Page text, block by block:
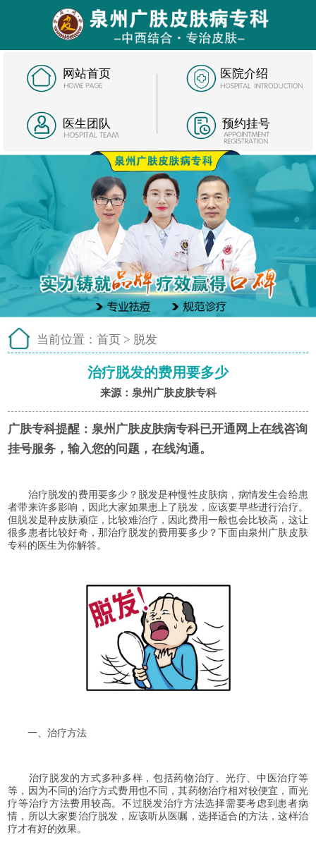
网站首页 医院介绍
医生团队 预约挂号
当前位置： 首页 > 脱发
治疗脱发的费用要多少
来源：泉州广肤皮肤专科
广肤专科提醒： 泉州广肤皮肤病专科已开通网上在线咨询
挂号服务，输入您的问题，在线沟通。
治疗脱发的费用要多少？脱发是种慢性皮肤病，病情发生会给患
者带来许多影响，因此大家如果患上了脱发，应该要早些进行治疗。
但脱发是种皮肤顽症，比较难治疗，因此费用一般也会比较高，这让
很多患者比较好奇，那治疗脱发的费用要多少？下面由泉州广肤皮肤
专科的医生为你解答。
一、治疗方法
治疗脱发的方式多种多样，包括药物治疗、光疗、中医治疗等
等，因为不同的治疗方式费用也不同，其药物治疗相对较便宜，而光
疗等治疗方法费用较高。不过脱发治疗方法选择需要考虑到患者病
情，所以大家要治疗脱发，应该听从医嘱，选择适合的方法，这样治
疗才有好的效果。